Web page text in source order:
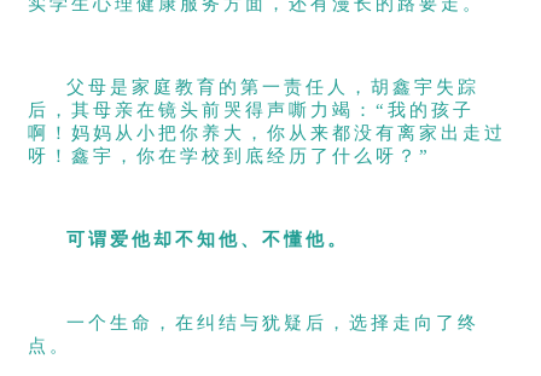
父母是家庭教育的第一责任人，胡鑫宇失踪
后，其母亲在镜头前哭得声嘶力竭：“我的孩子
啊！妈妈从小把你养大，你从来都没有离家出走过
呀！鑫宇，你在学校到底经历了什么呀？”
可谓爱他却不知他、不懂他。
一个生命，在纠结与犹疑后，选择走向了终
点。